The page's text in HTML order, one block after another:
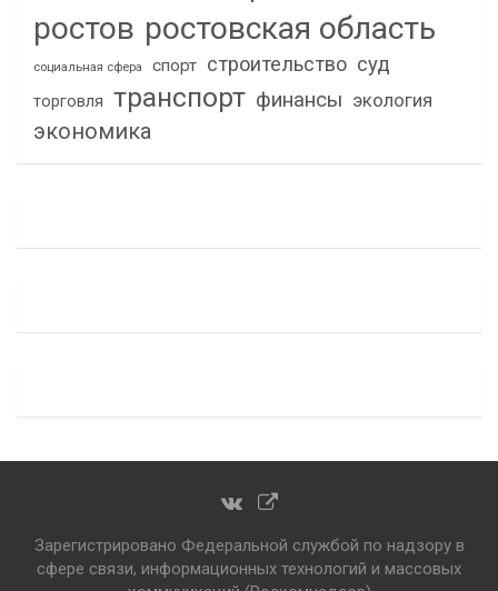
ростов ростовская область
социальная сфера спорт строительство суд
торговля транспорт финансы экология
экономика
Зарегистрировано Федеральной службой по надзору в
сфере связи, информационных технологий и массовых